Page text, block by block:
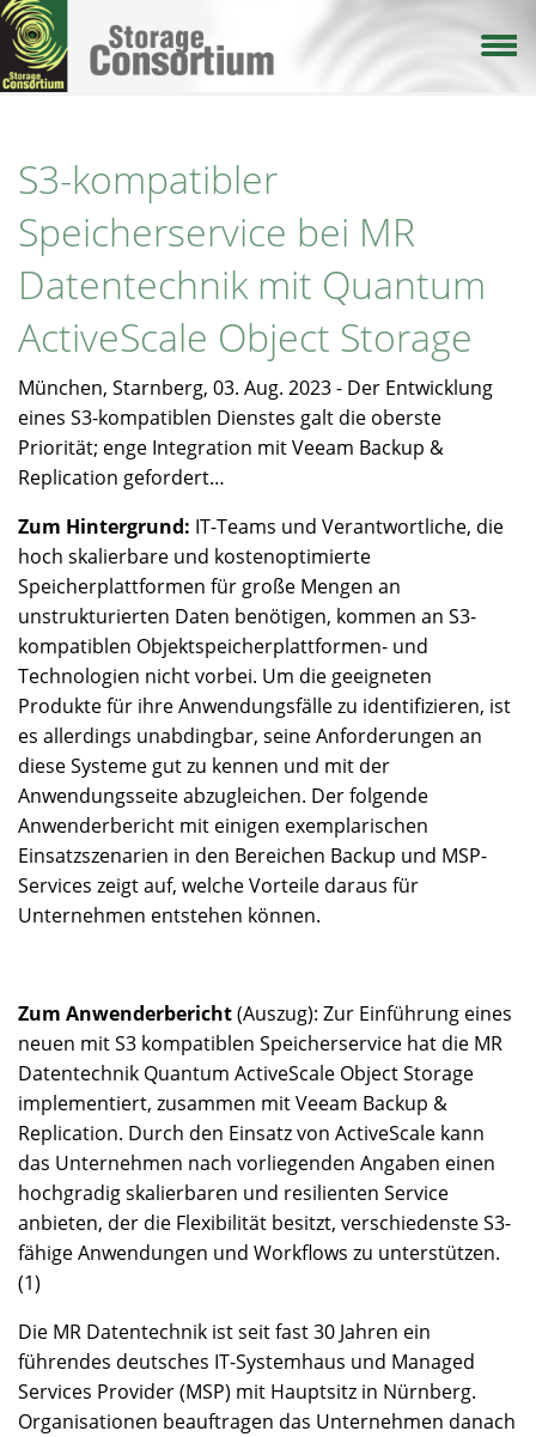
Direkt
zum
Inhalt
S3-kompatibler
Speicherservice bei MR
Datentechnik mit Quantum
ActiveScale Object Storage
München, Starnberg, 03. Aug. 2023 - Der Entwicklung
eines S3-kompatiblen Dienstes galt die oberste
Priorität; enge Integration mit Veeam Backup &
Replication gefordert…
Zum Hintergrund: IT-Teams und Verantwortliche, die
hoch skalierbare und kostenoptimierte
Speicherplattformen für große Mengen an
unstrukturierten Daten benötigen, kommen an S3-
kompatiblen Objektspeicherplattformen- und
Technologien nicht vorbei. Um die geeigneten
Produkte für ihre Anwendungsfälle zu identifizieren, ist
es allerdings unabdingbar, seine Anforderungen an
diese Systeme gut zu kennen und mit der
Anwendungsseite abzugleichen. Der folgende
Anwenderbericht mit einigen exemplarischen
Einsatzszenarien in den Bereichen Backup und MSP-
Services zeigt auf, welche Vorteile daraus für
Unternehmen entstehen können.
Zum Anwenderbericht(Auszug): Zur Einführung eines
neuen mit S3 kompatiblen Speicherservice hat die MR
Datentechnik Quantum ActiveScale Object Storage
implementiert, zusammen mit Veeam Backup &
Replication. Durch den Einsatz von ActiveScale kann
das Unternehmen nach vorliegenden Angaben einen
hochgradig skalierbaren und resilienten Service
anbieten, der die Flexibilität besitzt, verschiedenste S3-
fähige Anwendungen und Workflows zu unterstützen.
(1)
Die MR Datentechnik ist seit fast 30 Jahren ein
führendes deutsches IT-Systemhaus und Managed
Services Provider (MSP) mit Hauptsitz in Nürnberg.
Organisationen beauftragen das Unternehmen danach